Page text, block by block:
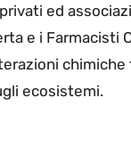
ed
e i Farmacisti
chimiche
ecosistemi.